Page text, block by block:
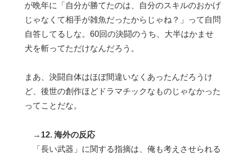
が晩年に「自分が勝てたのは、自分のスキルのおかげ
じゃなくて相手が雑魚だったからじゃね？」って自問
自答してるしな。60回の決闘のうち、大半はかませ
犬を斬ってただけなんだろう。
まあ、決闘自体はほぼ間違いなくあったんだろうけ
ど、後世の創作ほどドラマチックなものじゃなかった
ってことだな。
→12. 海外の反応
「長い武器」に関する指摘は、俺も考えさせられる